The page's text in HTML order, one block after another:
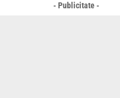
- Publicitate -